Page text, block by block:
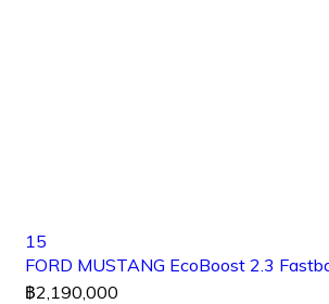
15
FORD MUSTANG EcoBoost 2.3
฿2,190,000